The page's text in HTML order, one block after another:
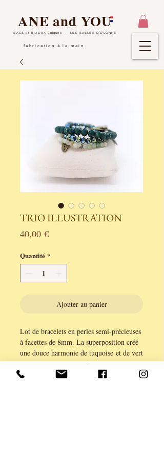
SACS et BIJOUX uniques - LES SABLES D'OLONNE
ANE and YOU
fabrication à la main
TRIO ILLUSTRATION
40,00 €Prix
Quantité *
Ajouter au panier
Lot de bracelets en perles semi-précieuses
à facettes de 8mm. La superposition créé
une douce harmonie de tuquoise et de vert
bouteuille sur perles à facettes.
Bracelets séparables, montés sur un lien